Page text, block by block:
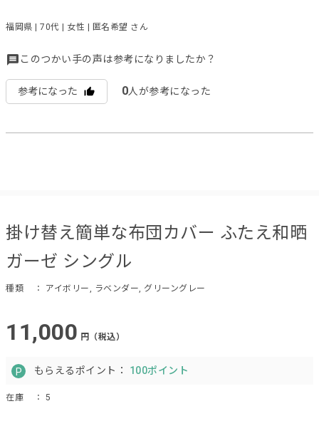
福岡県 | 70代 | 女性 | 匿名希望 さん
このつかい手の声は参考になりましたか？
参考になった 0人が参考になった
掛け替え簡単な布団カバー ふたえ和晒
ガーゼ シングル
種類 ： アイボリー, ラベンダー, グリーングレー
11,000 円（税込）
もらえるポイント： 100ポイント
在庫 ： 5